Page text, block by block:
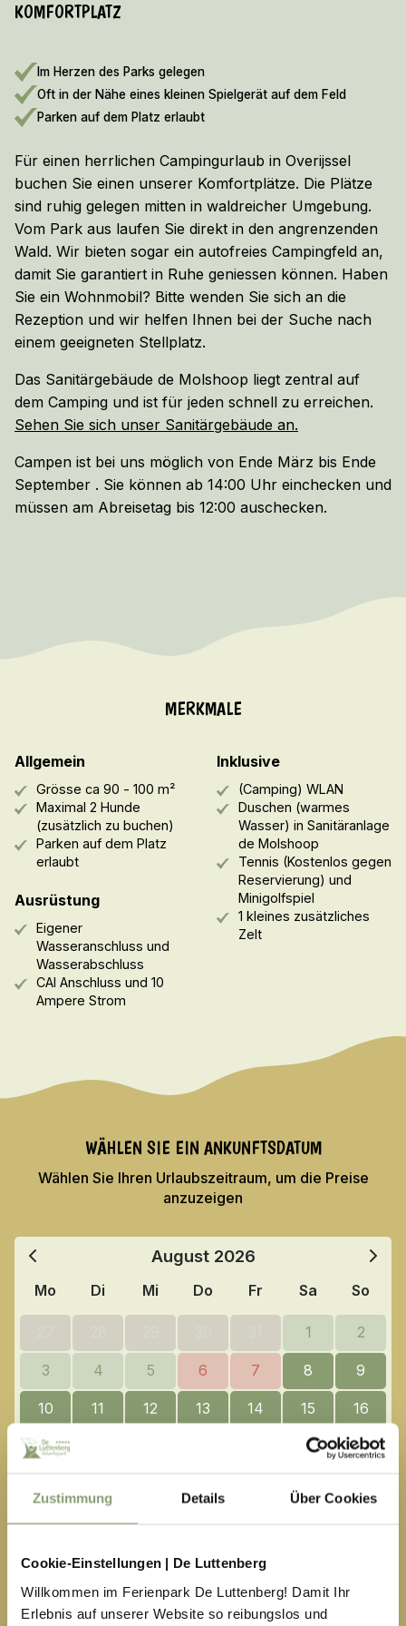
Zustimmung Details Über Cookies
Cookie-Einstellungen | De Luttenberg
Willkommen im Ferienpark De Luttenberg! Damit Ihr
Erlebnis auf unserer Website so reibungslos und
FRÜHBUCHERRABATT 2026/2027!
KOMFORTPLATZ
Im Herzen des Parks gelegen
Oft in der Nähe eines kleinen Spielgerät auf dem Feld
Parken auf dem Platz erlaubt
Für einen herrlichen Campingurlaub in Overijssel
buchen Sie einen unserer Komfortplätze. Die Plätze
sind ruhig gelegen mitten in waldreicher Umgebung.
Vom Park aus laufen Sie direkt in den angrenzenden
Wald. Wir bieten sogar ein autofreies Campingfeld an,
damit Sie garantiert in Ruhe geniessen können. Haben
Sie ein Wohnmobil? Bitte wenden Sie sich an die
Rezeption und wir helfen Ihnen bei der Suche nach
einem geeigneten Stellplatz.
Das Sanitärgebäude de Molshoop liegt zentral auf
dem Camping und ist für jeden schnell zu erreichen.
Sehen Sie sich unser Sanitärgebäude an.
Campen ist bei uns möglich von Ende März bis Ende
September . Sie können ab 14:00 Uhr einchecken und
müssen am Abreisetag bis 12:00 auschecken.
MERKMALE
Allgemein
Grösse ca 90 - 100 m²
Maximal 2 Hunde
(zusätzlich zu buchen)
Parken auf dem Platz
erlaubt
Ausrüstung
Eigener
Wasseranschluss und
Wasserabschluss
CAI Anschluss und 10
Ampere Strom
Inklusive
(Camping) WLAN
Duschen (warmes
Wasser) in Sanitäranlage
de Molshoop
Tennis (Kostenlos gegen
Reservierung) und
Minigolfspiel
1 kleines zusätzliches
Zelt
WÄHLEN SIE EIN ANKUNFTSDATUM
Wählen Sie Ihren Urlaubszeitraum, um die Preise
anzuzeigen
August 2026
Mo Di Mi Do Fr Sa So
1 2
3 4 5 6 7 8 9
10 11 12 13 14 15 16
17 22 23
31 1